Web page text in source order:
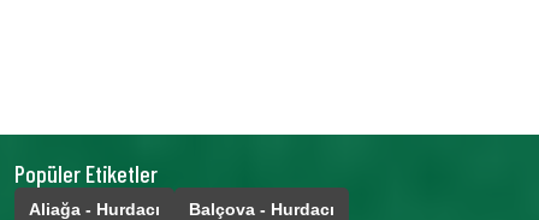
Popüler Etiketler
Aliağa - Hurdacı Balçova - Hurdacı